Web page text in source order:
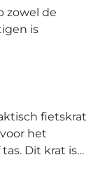
zowel de
is
fietskrat
het
Dit krat is
amper 1 kg.
op